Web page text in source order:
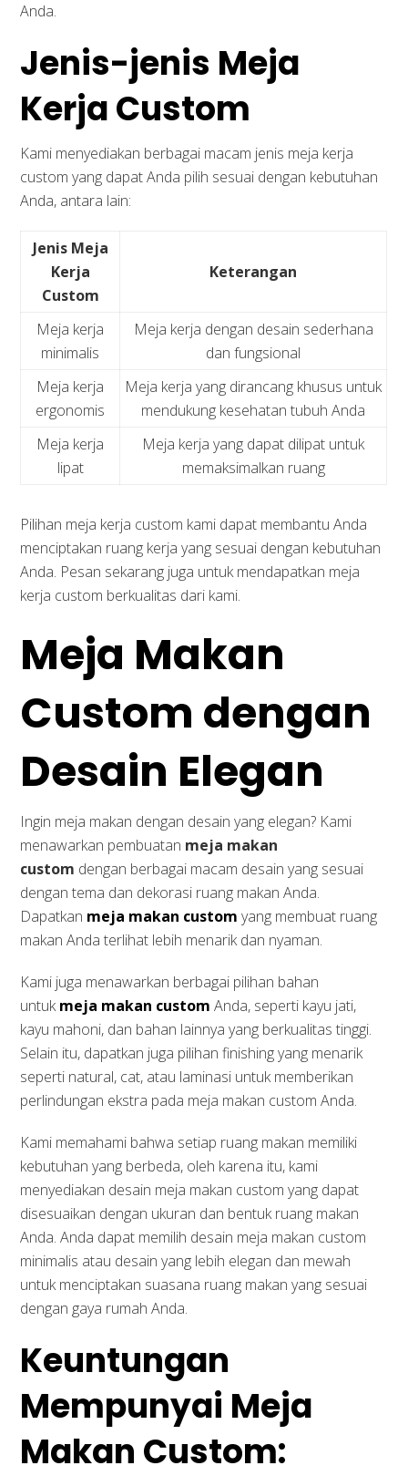
Anda.
Jenis-jenis Meja
Kerja Custom
Kami menyediakan berbagai macam jenis meja kerja
custom yang dapat Anda pilih sesuai dengan kebutuhan
Anda, antara lain:
Jenis Meja
Kerja
Custom
Keterangan
Meja kerja
minimalis
Meja kerja dengan desain sederhana
dan fungsional
Meja kerja
ergonomis
Meja kerja yang dirancang khusus untuk
mendukung kesehatan tubuh Anda
Meja kerja
lipat
Meja kerja yang dapat dilipat untuk
memaksimalkan ruang
Pilihan meja kerja custom kami dapat membantu Anda
menciptakan ruang kerja yang sesuai dengan kebutuhan
Anda. Pesan sekarang juga untuk mendapatkan meja
kerja custom berkualitas dari kami.
Meja Makan
Custom dengan
Desain Elegan
Ingin meja makan dengan desain yang elegan? Kami
menawarkan pembuatan meja makan
custom dengan berbagai macam desain yang sesuai
dengan tema dan dekorasi ruang makan Anda.
Dapatkan meja makan custom yang membuat ruang
makan Anda terlihat lebih menarik dan nyaman.
Kami juga menawarkan berbagai pilihan bahan
untukmeja makan custom Anda, seperti kayu jati,
kayu mahoni, dan bahan lainnya yang berkualitas tinggi.
Selain itu, dapatkan juga pilihan finishing yang menarik
seperti natural, cat, atau laminasi untuk memberikan
perlindungan ekstra pada meja makan custom Anda.
Kami memahami bahwa setiap ruang makan memiliki
kebutuhan yang berbeda, oleh karena itu, kami
menyediakan desain meja makan custom yang dapat
disesuaikan dengan ukuran dan bentuk ruang makan
Anda. Anda dapat memilih desain meja makan custom
minimalis atau desain yang lebih elegan dan mewah
untuk menciptakan suasana ruang makan yang sesuai
dengan gaya rumah Anda.
Keuntungan
Mempunyai Meja
Makan Custom: